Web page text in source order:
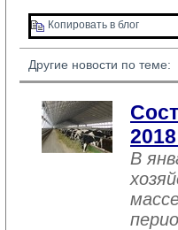
Копировать в блог
Другие новости по теме:
В